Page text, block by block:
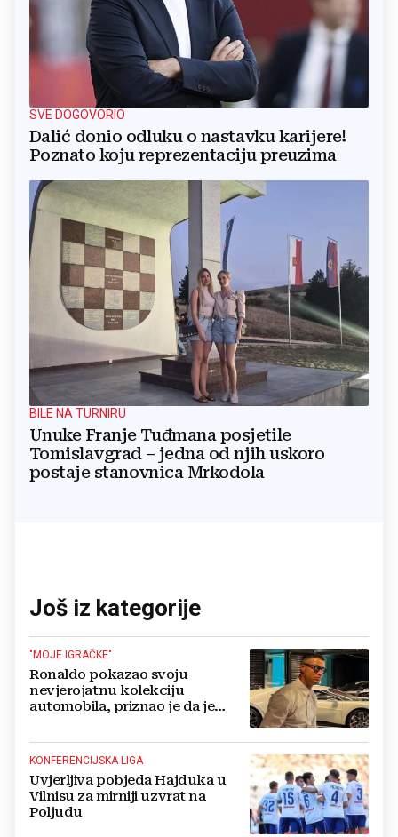
SVE DOGOVORIO
Dalić donio odluku o nastavku karijere!
Poznato koju reprezentaciju preuzima
BILE NA TURNIRU
Unuke Franje Tuđmana posjetile
Tomislavgrad – jedna od njih uskoro
postaje stanovnica Mrkodola
Još iz kategorije
"MOJE IGRAČKE"
Ronaldo pokazao svoju
nevjerojatnu kolekciju
automobila, priznao je da je
KONFERENCIJSKA LIGA
Uvjerljiva pobjeda Hajduka u
Vilnisu za mirniji uzvrat na
Poljudu